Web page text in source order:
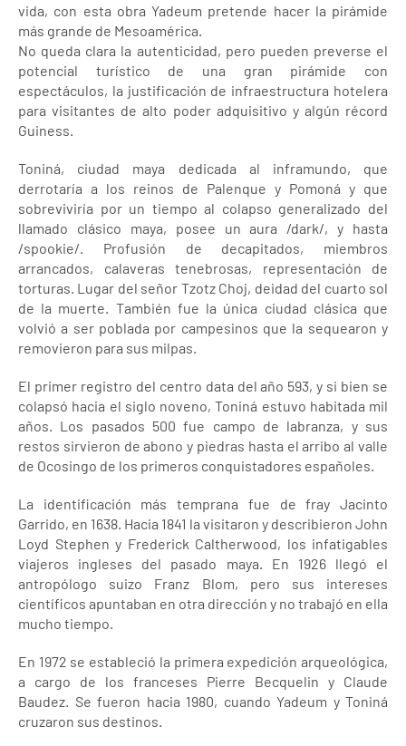
vida, con esta obra Yadeum pretende hacer la pirámide
más grande de Mesoamérica.
No queda clara la autenticidad, pero pueden preverse el
potencial turístico de una gran pirámide con
espectáculos, la justificación de infraestructura hotelera
para visitantes de alto poder adquisitivo y algún récord
Guiness.
Toniná, ciudad maya dedicada al inframundo, que
derrotaría a los reinos de Palenque y Pomoná y que
sobreviviría por un tiempo al colapso generalizado del
llamado clásico maya, posee un aura /dark/, y hasta
/spookie/. Profusión de decapitados, miembros
arrancados, calaveras tenebrosas, representación de
torturas. Lugar del señor Tzotz Choj, deidad del cuarto sol
de la muerte. También fue la única ciudad clásica que
volvió a ser poblada por campesinos que la sequearon y
removieron para sus milpas.
El primer registro del centro data del año 593, y si bien se
colapsó hacia el siglo noveno, Toniná estuvo habitada mil
años. Los pasados 500 fue campo de labranza, y sus
restos sirvieron de abono y piedras hasta el arribo al valle
de Ocosingo de los primeros conquistadores españoles.
La identificación más temprana fue de fray Jacinto
Garrido, en 1638. Hacia 1841 la visitaron y describieron John
Loyd Stephen y Frederick Caltherwood, los infatigables
viajeros ingleses del pasado maya. En 1926 llegó el
antropólogo suizo Franz Blom, pero sus intereses
científicos apuntaban en otra dirección y no trabajó en ella
mucho tiempo.
En 1972 se estableció la primera expedición arqueológica,
a cargo de los franceses Pierre Becquelin y Claude
Baudez. Se fueron hacia 1980, cuando Yadeum y Toniná
cruzaron sus destinos.